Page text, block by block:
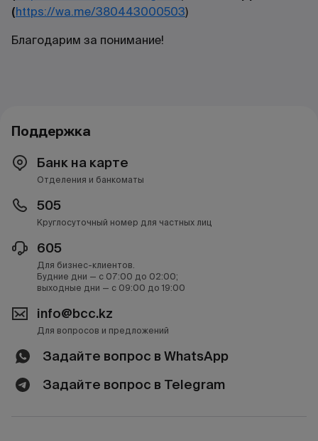
(https://wa.me/380443000503)
Благодарим за понимание!
Поддержка
Банк на карте
Отделения и банкоматы
505
Круглосуточный номер для частных лиц
605
Для бизнес-клиентов.
Будние дни — с 07:00 до 02:00;
выходные дни — с 09:00 до 19:00
info@bcc.kz
Для вопросов и предложений
Задайте вопрос в WhatsApp
Задайте вопрос в Telegram